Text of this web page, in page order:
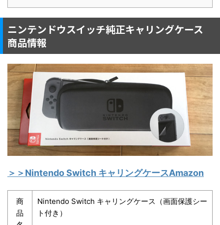
ニンテンドウスイッチ純正キャリングケース
商品情報
＞＞Nintendo Switch キャリングケースAmazon
商
品
Nintendo Switch キャリングケース（画面保護シー
ト付き）